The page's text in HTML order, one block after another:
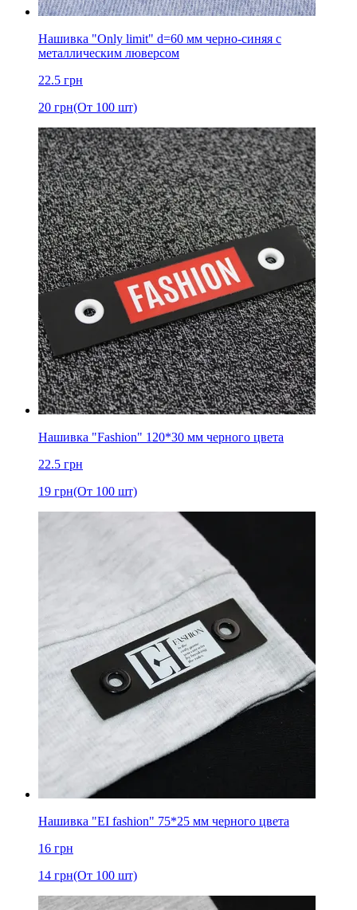
Нашивка "Only limit" d=60 мм черно-синяя с
металлическим люверсом
22.5 грн
20 грн(От 100 шт)
Нашивка "Fashion" 120*30 мм черного цвета
22.5 грн
19 грн(От 100 шт)
Нашивка "EI fashion" 75*25 мм черного цвета
16 грн
14 грн(От 100 шт)